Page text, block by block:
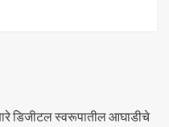
डिजीटल स्वरूपातील आघाडीचे